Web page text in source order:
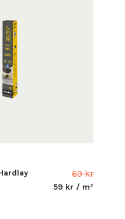
69 kr
59 kr / m²